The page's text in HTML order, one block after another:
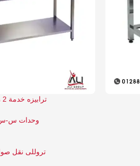
ترابيزه خدمة 2 رف
وحدات س-
تروللى نقل